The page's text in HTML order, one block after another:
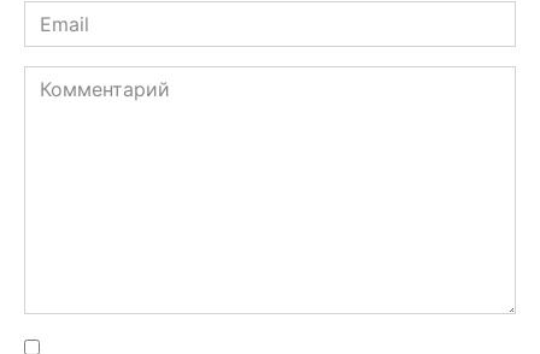
Email
*
Комментарий